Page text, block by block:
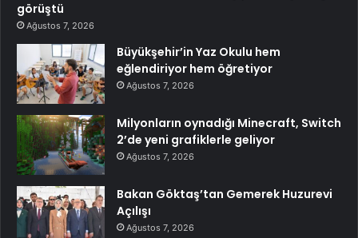
görüştü
Ağustos 7, 2026
Büyükşehir’in Yaz Okulu hem
eğlendiriyor hem öğretiyor
Ağustos 7, 2026
Milyonların oynadığı Minecraft, Switch
2’de yeni grafiklerle geliyor
Ağustos 7, 2026
Bakan Göktaş’tan Gemerek Huzurevi
Açılışı
Ağustos 7, 2026